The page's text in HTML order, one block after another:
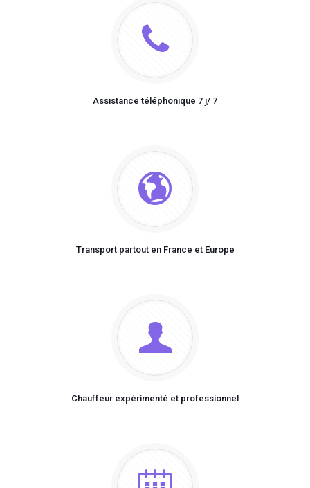
Assistance téléphonique 7 j/ 7
Transport partout en France et Europe
Chauffeur expérimenté et professionnel